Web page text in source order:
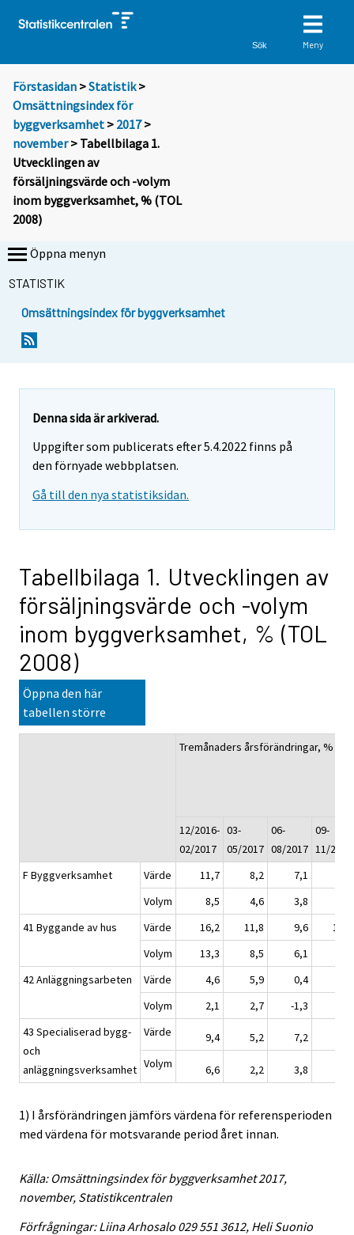
Sök Meny
Förstasidan >Statistik >
Omsättningsindex för
byggverksamhet > 2017>
november> Tabellbilaga 1.
Utvecklingen av
försäljningsvärde och -volym
inom byggverksamhet, % (TOL
2008)
Öppna menyn
STATISTIK
Omsättningsindex för byggverksamhet
Denna sida är arkiverad.
Uppgifter som publicerats efter 5.4.2022 finns på
den förnyade webbplatsen.
Gå till den nya statistiksidan.
Tabellbilaga 1. Utvecklingen av
försäljningsvärde och -volym
inom byggverksamhet, % (TOL
2008)
Öppna den här
tabellen större
Tremånaders årsförändringar, %
12/2016-
02/2017
03-
05/2017
06-
08/2017
09-
11/2017
F Byggverksamhet
Värde 11,7 8,2 7,1
Volym
8,5 4,6 3,8
41 Byggande av hus
Värde 16,2 11,8 9,6
12,7
Volym
13,3 8,5 6,1
42 Anläggningsarbeten
Värde 4,6 5,9 0,4
Volym
2,1 2,7 -1,3
43 Specialiserad bygg-
och
anläggningsverksamhet
Värde 9,4 5,2 7,2
Volym
6,6 2,2 3,8
1) I årsförändringen jämförs värdena för referensperioden
med värdena för motsvarande period året innan.
Källa: Omsättningsindex för byggverksamhet 2017,
november, Statistikcentralen
Förfrågningar: Liina Arhosalo 029 551 3612, Heli Suonio